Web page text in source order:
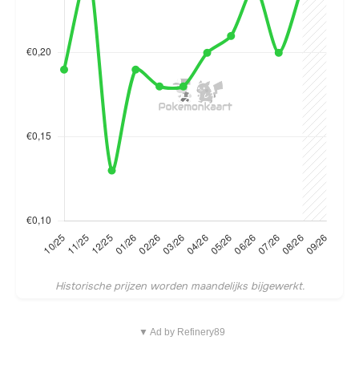
Historische prijzen worden maandelijks bijgewerkt.
▼ Ad by Refinery89